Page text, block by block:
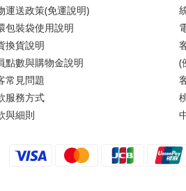
運送政策(免運說明)
包裝袋使用說明
換貨說明
點數與購物金說明
常見問題
服務方式
與細則
(